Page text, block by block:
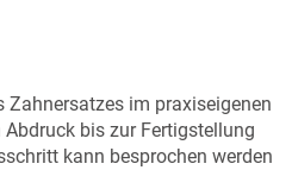
Zahnersatzes im praxiseigenen
bis zur Fertigstellung
kann besprochen werden